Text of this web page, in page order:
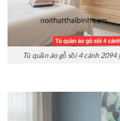
Tủ quần áo gỗ sồi 4 cánh